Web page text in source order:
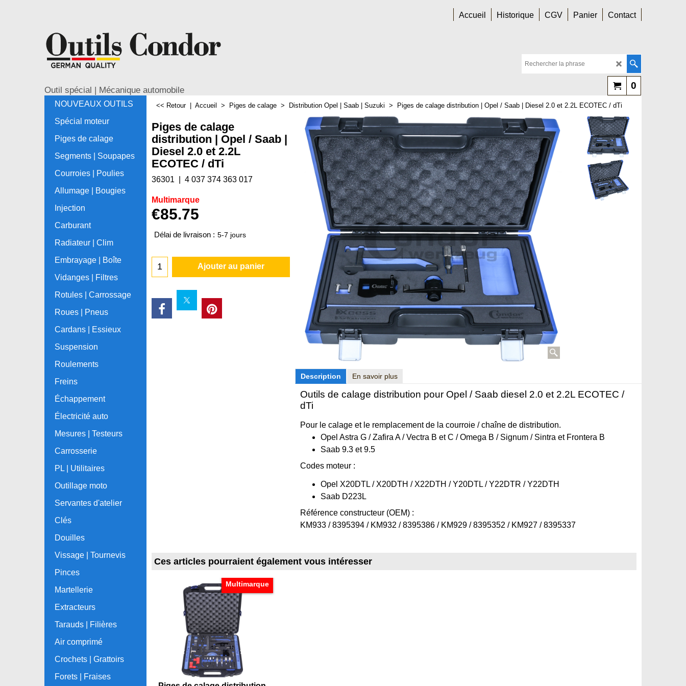
Accueil Historique CGV Panier Contact
Outil spécial | Mécanique automobile 0
NOUVEAUX OUTILS
Spécial moteur
Piges de calage
Segments | Soupapes
Courroies | Poulies
Allumage | Bougies
Injection
Carburant
Radiateur | Clim
Embrayage | Boîte
Vidanges | Filtres
Rotules | Carrossage
Roues | Pneus
Cardans | Essieux
Suspension
Roulements
Freins
Échappement
Électricité auto
Mesures | Testeurs
Carrosserie
PL | Utilitaires
Outillage moto
Servantes d'atelier
Clés
Douilles
Vissage | Tournevis
Pinces
Martellerie
Extracteurs
Tarauds | Filières
Air comprimé
Crochets | Grattoirs
Forets | Fraises
<< Retour Accueil > Piges de calage > Distribution Opel | Saab | Suzuki > Piges de calage distribution | Opel / Saab | Diesel 2.0 et 2.2L ECOTEC / dTi
Piges de calage
distribution | Opel / Saab |
Diesel 2.0 et 2.2L
ECOTEC / dTi
36301 4 037 374 363 017
Multimarque
€85.75
Délai de livraison : 5-7 jours
Ajouter au panier
Description En savoir plus
Outils de calage distribution pour Opel / Saab diesel 2.0 et 2.2L ECOTEC /
dTi
Pour le calage et le remplacement de la courroie / chaîne de distribution.
Opel Astra G / Zafira A / Vectra B et C / Omega B / Signum / Sintra et Frontera B
Saab 9.3 et 9.5
Codes moteur :
Opel X20DTL / X20DTH / X22DTH / Y20DTL / Y22DTR / Y22DTH
Saab D223L
Référence constructeur (OEM) :
KM933 / 8395394 / KM932 / 8395386 / KM929 / 8395352 / KM927 / 8395337
Ces articles pourraient également vous intéresser
Multimarque